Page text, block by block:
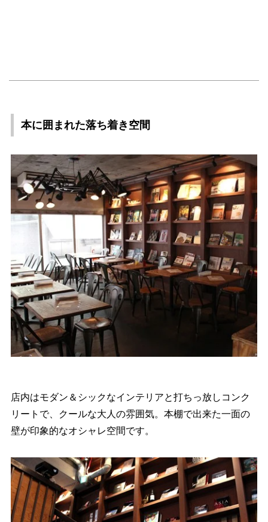
本に囲まれた落ち着き空間
店内はモダン＆シックなインテリアと打ちっ放しコンク
リートで、クールな大人の雰囲気。本棚で出来た一面の
壁が印象的なオシャレ空間です。